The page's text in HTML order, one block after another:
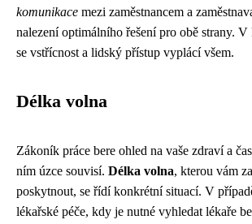
komunikace mezi zaměstnancem a
nalezení optimálního řešení pro obě strany. V
se vstřícnost a lidský přístup vyplácí všem.
Délka volna
Zákoník práce bere ohled na vaše zdraví a
ním úzce souvisí. Délka volna, kterou vám
poskytnout, se řídí konkrétní situací. V
lékařské péče, kdy je nutné vyhledat lékaře